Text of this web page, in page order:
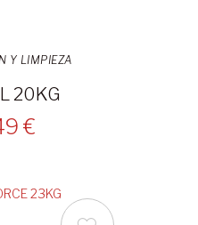
Y LIMPIEZA
20KG
€